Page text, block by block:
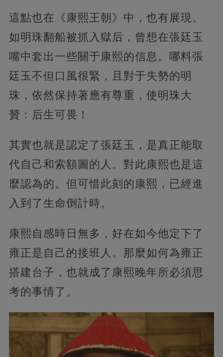
這點也在《康熙王朝》中，也有展現。
如明珠翻船被抓入獄后，曾想在張廷玉
嘴中套出一些關于康熙的信息。哪料張
廷玉不但口風很緊，且對于失勢的明
珠，依然保持著應有尊重，使明珠大
贊：后生可畏！
其實也就是認定了張廷玉，是真正能取
代自己和索額圖的人。對此康熙也是這
麼認為的。但可惜此刻的康熙，已經進
入到了生命倒計時。
康熙自感時日無多，好在如今他定下了
雍正是自己的接班人。那麼如何為雍正
搭建台子，也就成了康熙晚年所必須思
考的事情了。